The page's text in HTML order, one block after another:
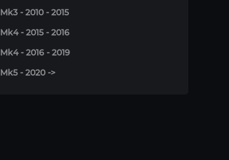
Mk3 - 2010 - 2015
Mk4 - 2015 - 2016
Mk4 - 2016 - 2019
Mk5 - 2020 ->